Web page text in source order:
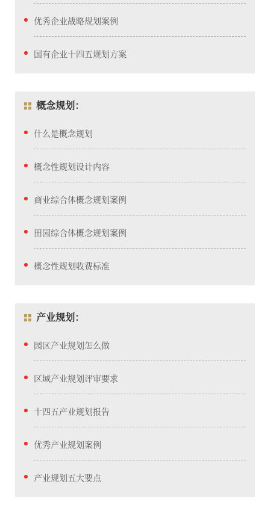
优秀企业战略规划案例
国有企业十四五规划方案
概念规划：
什么是概念规划
概念性规划设计内容
商业综合体概念规划案例
田园综合体概念规划案例
概念性规划收费标准
产业规划：
园区产业规划怎么做
区域产业规划评审要求
十四五产业规划报告
优秀产业规划案例
产业规划五大要点